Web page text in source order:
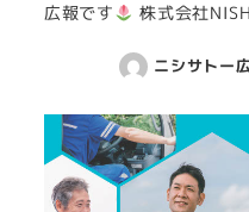
広報です
株式会社
ニシサトー